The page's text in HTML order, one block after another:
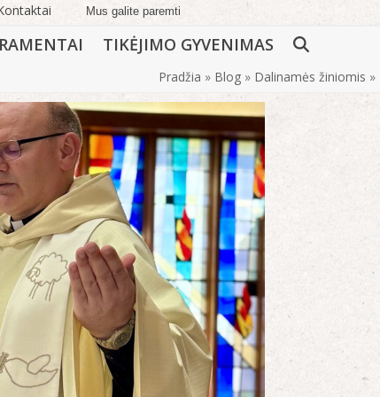
Mus galite paremti
TIKĖJIMO GYVENIMAS
Pradžia » Blog» Dalinamės žiniomis »